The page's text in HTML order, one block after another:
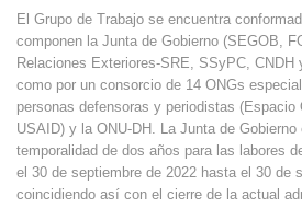
El Grupo de Trabajo se encuentra
componen la Junta de Gobierno (SEGOB,
Relaciones Exteriores-SRE, SSyPC,
como por un consorcio de 14 ONGs
personas defensoras y periodistas
USAID) y la ONU-DH. La Junta de
temporalidad de dos años para las labores
el 30 de septiembre de 2022 hasta el 30 de
coincidiendo así con el cierre de la actual